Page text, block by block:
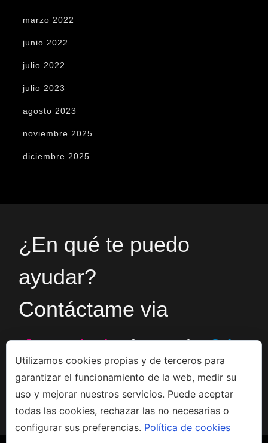
marzo 2022
junio 2022
julio 2022
julio 2023
agosto 2023
noviembre 2025
diciembre 2025
¿En qué te puedo
ayudar?
Contáctame via
formularioó en el+34
666533308
Utilizamos cookies propias y de terceros para
garantizar el funcionamiento de la web, medir su
uso y mejorar nuestros servicios. Puede aceptar
todas las cookies, rechazar las no necesarias o
configurar sus preferencias. Política de cookies